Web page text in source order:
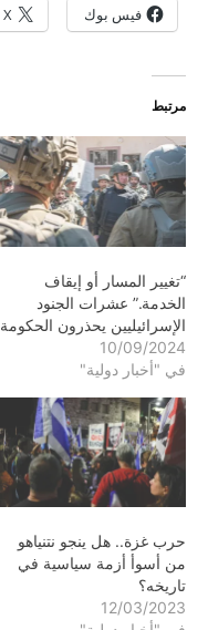
فيس بوك X
مرتبط
“تغيير المسار أو إيقاف
الخدمة.” عشرات الجنود
الإسرائيليين يحذرون الحكومة
10/09/2024
في "أخبار دولية"
حرب غزة.. هل ينجو نتنياهو
من أسوأ أزمة سياسية في
تاريخه؟
12/03/2023